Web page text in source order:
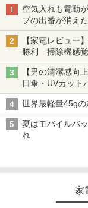
空気入れも電動
プの出番が消え
【家電レビュー
勝利 掃除機感
【男の清潔感向
日傘・UVカット
世界最軽量45g
夏はモバイルバ
れ
家